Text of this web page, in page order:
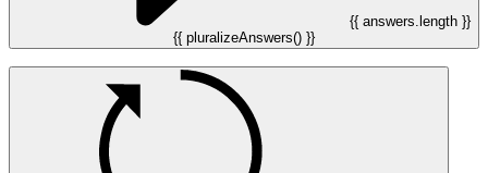
{{ answers.length }}
{{ pluralizeAnswers() }}